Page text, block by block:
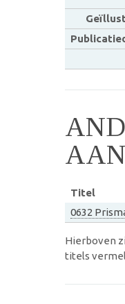
Titel
0632
Hierboven
titels